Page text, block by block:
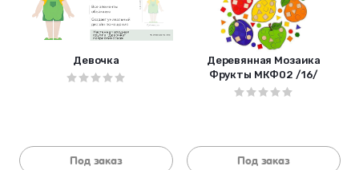
Девочка
Под заказ
Деревянная Мозаика
Фрукты МКФ02 /16/
Под заказ